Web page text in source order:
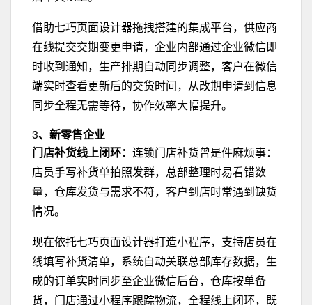
借助七巧页面设计器拖拽搭建的集成平台，供应商
在线提交交期变更申请，企业内部通过企业微信即
时收到通知，生产排期自动同步调整，客户在微信
端实时查看更新后的交货时间，从改期申请到信息
同步全程无需等待，协作效率大幅提升。
3、新零售企业
门店补货线上闭环： 连锁门店补货曾是件麻烦事：
店员手写补货单拍照发群，总部整理时易看错数
量，仓库发货与需求不符，客户到店时常遇到缺货
情况。
现在依托七巧页面设计器打造小程序，支持店员在
线填写补货清单，系统自动关联总部库存数据，生
成的订单实时同步至企业微信后台，仓库按单备
货，门店通过小程序跟踪物流，全程线上闭环， 既